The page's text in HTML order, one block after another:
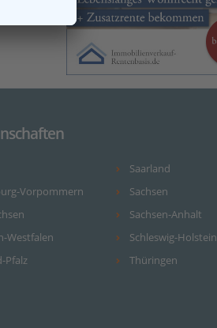
Vorpommern
Westfalen
Pfalz
Saarland
Sachsen
Sachsen-Anhalt
Schleswig-Holstein
Thüringen